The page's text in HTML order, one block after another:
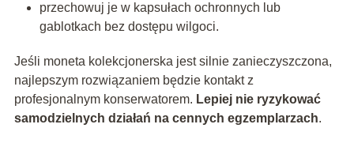
przechowuj je w kapsułach ochronnych lub
gablotkach bez dostępu wilgoci.
Jeśli moneta kolekcjonerska jest silnie zanieczyszczona,
najlepszym rozwiązaniem będzie kontakt z
profesjonalnym konserwatorem. Lepiej nie ryzykować
samodzielnych działań na cennych egzemplarzach.